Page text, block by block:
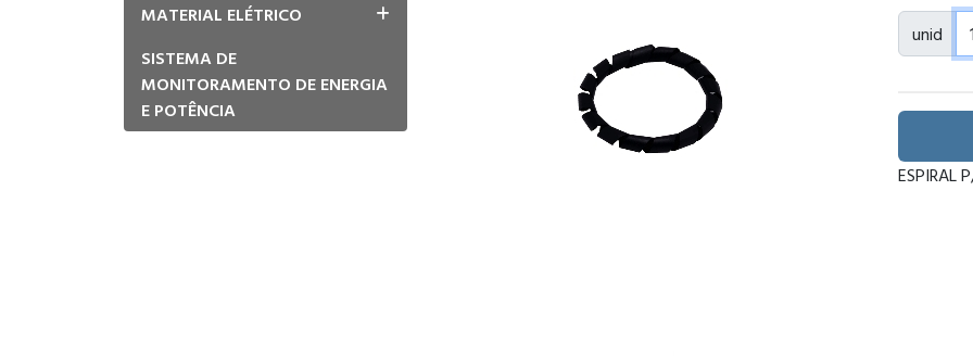
MATERIAL ELÉTRICO
SISTEMA DE
MONITORAMENTO DE ENERGIA
E POTÊNCIA
unid
ESPIRAL